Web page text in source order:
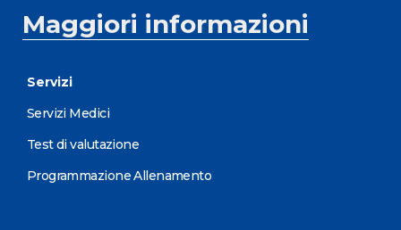
Maggiori informazioni
Servizi
Servizi Medici
Test di valutazione
Programmazione Allenamento